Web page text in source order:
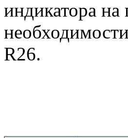
индикатора
R26.